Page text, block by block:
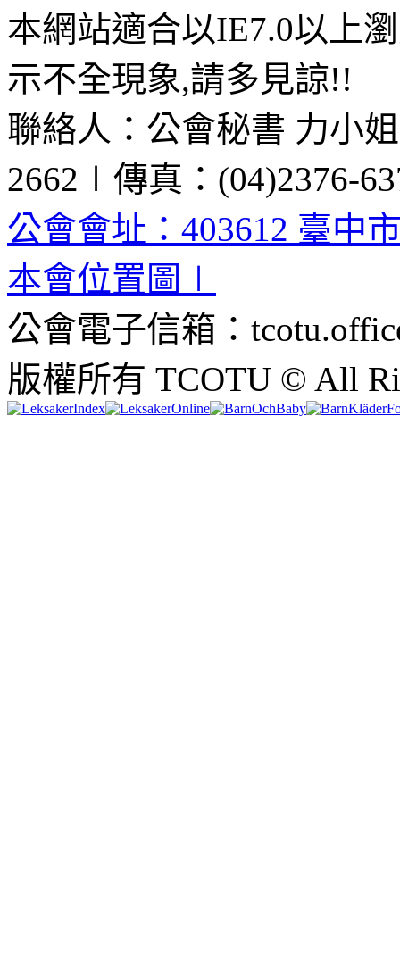
本網站適合以IE7.0以上
示不全現象,請多見諒!!
聯絡人：公會秘書 力小
2662∣傳真：(04)2376-
公會會址：403612 臺中
本會位置圖∣
公會電子信箱：
版權所有 TCOTU © All